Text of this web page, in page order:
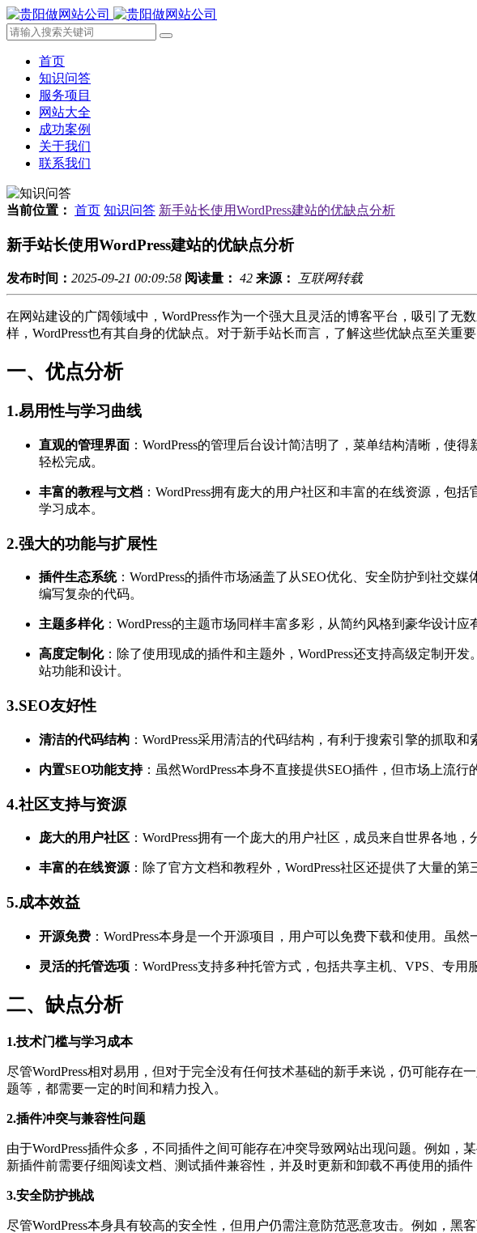
首页
知识问答
服务项目
网站大全
成功案例
关于我们
联系我们
当前位置： 首页 知识问答 新手站长使用WordPress建站的优缺点分析
新手站长使用WordPress建站的优缺点分析
发布时间： 2025-09-21 00:09:58 阅读量： 42 来源： 互联网转载
在网站建设的广阔领域中，WordPress作为一个强大且灵活的博客平台，吸引了
样，WordPress也有其自身的优缺点。对于新手站长而言，了解这些优缺点至关重
一、优点分析
1.易用性与学习曲线
直观的管理界面 ：WordPress的管理后台设计简洁明了，菜单结构清晰，使
轻松完成。
丰富的教程与文档 ：WordPress拥有庞大的用户社区和丰富的在线资源，包
学习成本。
2.强大的功能与扩展性
插件生态系统：WordPress的插件市场涵盖了从SEO优化、安全防护到社交
编写复杂的代码。
主题多样化：WordPress的主题市场同样丰富多彩，从简约风格到豪华设计
高度定制化：除了使用现成的插件和主题外，WordPress还支持高级定制开
站功能和设计。
3.SEO友好性
清洁的代码结构 ：WordPress采用清洁的代码结构，有利于搜索引擎的抓取
内置SEO功能支持：虽然WordPress本身不直接提供SEO插件，但市场上流行
4.社区支持与资源
庞大的用户社区 ：WordPress拥有一个庞大的用户社区，成员来自世界各地
丰富的在线资源 ：除了官方文档和教程外，WordPress社区还提供了大量的
5.成本效益
开源免费 ：WordPress本身是一个开源项目，用户可以免费下载和使用。虽
灵活的托管选项 ：WordPress支持多种托管方式，包括共享主机、VPS、专
二、缺点分析
1.技术门槛与学习成本
尽管WordPress相对易用，但对于完全没有任何技术基础的新手来说，仍可能存
题等，都需要一定的时间和精力投入。
2.插件冲突与兼容性问题
由于WordPress插件众多，不同插件之间可能存在冲突导致网站出现问题。例如
新插件前需要仔细阅读文档、测试插件兼容性，并及时更新和卸载不再使用的插件
3.安全防护挑战
尽管WordPress本身具有较高的安全性，但用户仍需注意防范恶意攻击。例如，黑